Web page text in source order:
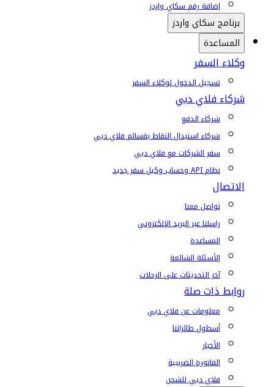
إضافة رقم سكاي واردز
برنامج سكاي واردز
المساعدة
وكلاء السفر
تسجيل الدخول لوكلاء السفر
شركاء فلاي دبي
شركاء الدفع
شركاء استبدال النقاط بقسائم فلاي دبي
سفر الشركات مع فلاي دبي
نظام API وحساب وكيل سفر جديد
الاتصال
تواصل معنا
راسلنا عبر البريد الإلكتروني
المساعدة
الأسئلة الشائعة
آخر التحديثات على الرحلات
روابط ذات صلة
معلومات عن فلاي دبي
أسطول طائراتنا
الأخبار
الفاتورة الضريبية
فلاي دبي للشحن